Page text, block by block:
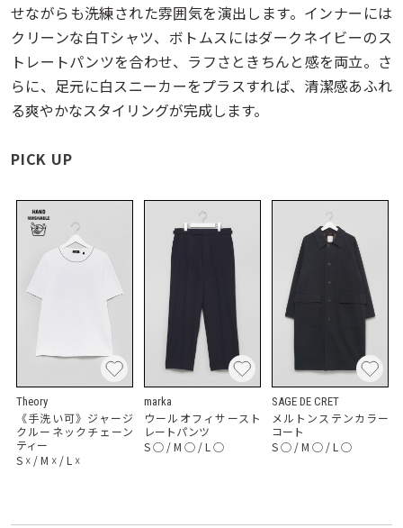
せながらも洗練された雰囲気を演出します。インナーには
クリーンな白Tシャツ、ボトムスにはダークネイビーのス
トレートパンツを合わせ、ラフさときちんと感を両立。さ
らに、足元に白スニーカーをプラスすれば、清潔感あふれ
る爽やかなスタイリングが完成します。
PICK UP
Theory
《手洗い可》ジャージ
クルーネックチェーン
ティー
S ☓ /M ☓ /L ☓
marka
ウールオフィサースト
レートパンツ
S◯ /M ◯ /L ◯
SAGE DE CRET
メルトンステンカラー
コート
S◯ /M ◯ /L ◯